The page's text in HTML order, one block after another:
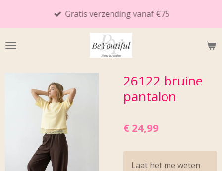
de
Gratis verzending vanaf €75
26122 bruine
pantalon
€ 24,99
Laat het me weten